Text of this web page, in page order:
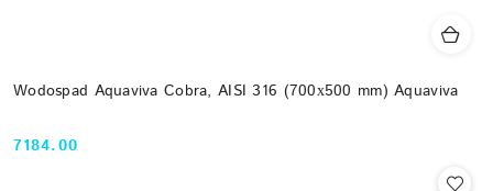
Wodospad Aquaviva Cobra, AISI 316 (700х500 mm) Aquaviva
Cena:
7184.00